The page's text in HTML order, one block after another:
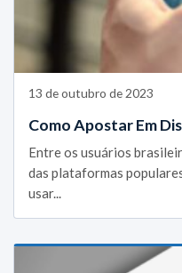
13 de outubro de 2023
Como Apostar Em
Entre os usuários
das plataformas
usar...